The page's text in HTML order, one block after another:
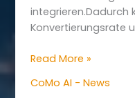
integrieren.Dadurch
Konvertierungsrate
Case
Marketing-
Read More »
CoMo AI - News